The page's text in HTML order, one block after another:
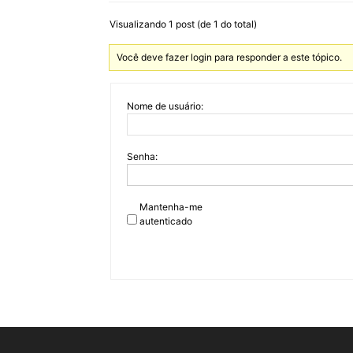
Visualizando 1 post (de 1 do total)
Você deve fazer login para responder a este tópico.
Nome de usuário:
Senha:
Mantenha-me
autenticado